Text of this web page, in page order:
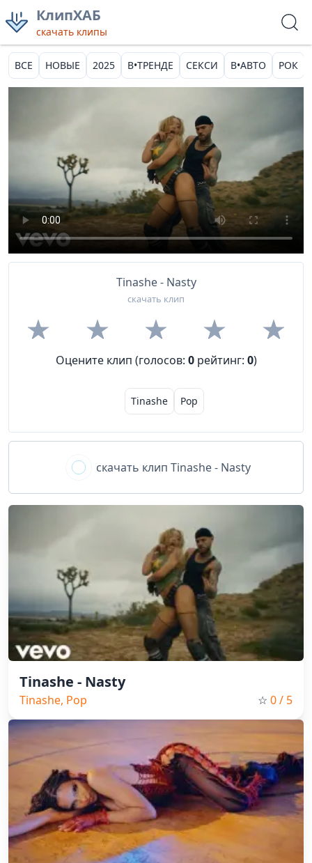
КлипХАБ
скачать клипы
ВСЕ НОВЫЕ 2025 В•ТРЕНДЕ СЕКСИ В•АВТО РОК
Tinashe - Nasty
скачать клип
Оцените клип (голосов: 0 рейтинг: 0)
Tinashe Pop
скачать клип Tinashe - Nasty
Tinashe - Nasty
Tinashe, Pop ☆ 0/ 5